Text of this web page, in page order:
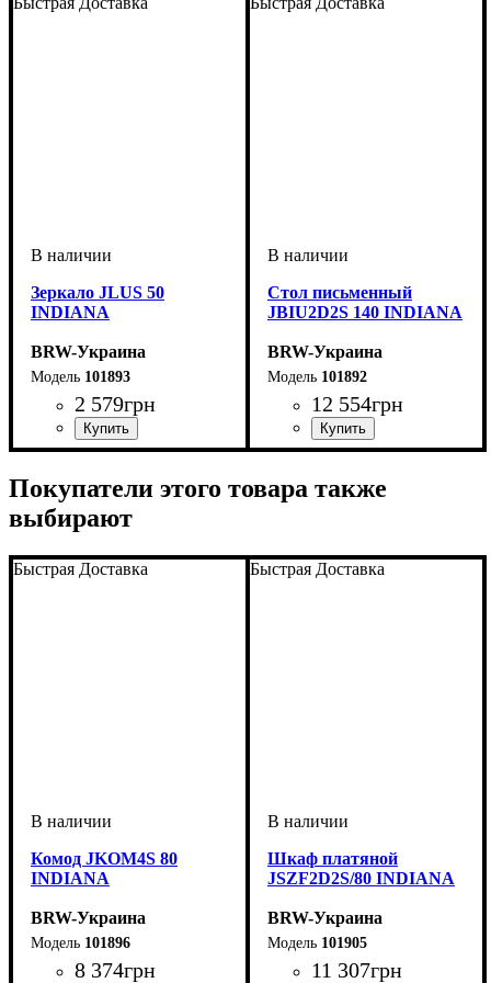
Зеркало JLUS 50
INDIANA
BRW-Украина
101893
2 579грн
ширина, мм: 500
высота, мм: 1000
глубина, мм: 25
Стол письменный
JBIU2D2S 140 INDIANA
BRW-Украина
101892
12 554грн
ширина, мм: 1400
высота, мм: 780
глубина, мм: 650
Покупатели этого товара также
выбирают
Быстрая Доставка
Комод JKOM4S 80
INDIANA
BRW-Украина
101896
8 374грн
Быстрая Доставка
Шкаф платяной
JSZF2D2S/80 INDIANA
BRW-Украина
101905
11 307грн